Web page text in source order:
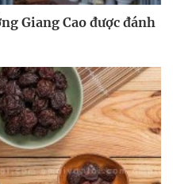
Giang Cao được đánh